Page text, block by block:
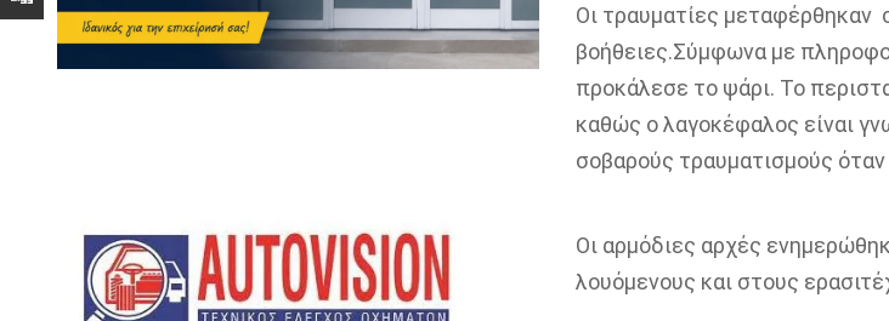
Οι τραυματίες μεταφέρθηκαν
βοήθειες.Σύμφωνα με
προκάλεσε το ψάρι. Το
καθώς ο λαγοκέφαλος είναι
σοβαρούς τραυματισμούς
Οι αρμόδιες αρχές
λουόμενους και στους